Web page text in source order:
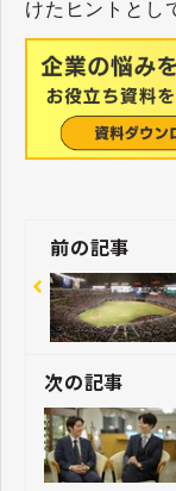
けたヒントとし
前の記事
次の記事